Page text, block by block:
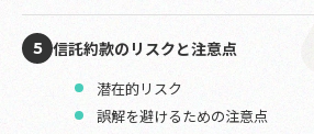
5 信託約款のリスクと注意点
潜在的リスク
誤解を避けるための注意点